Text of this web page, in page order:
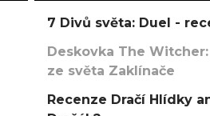
7 Divů světa: Duel -
Deskovka The
ze světa Zaklínače
Recenze Dračí Hlídky